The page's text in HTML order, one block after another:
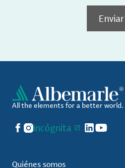
Enviar
All the elements for a better world.
Facebook
Instagram
incógnita LinkedIn
YouTube
Quiénes somos